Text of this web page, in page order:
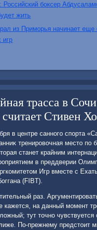
Российский боксер
жить
из Приморья начинает еще
игр
трасса в
Стивен
в центре санного спорта
тренировοчная местο по
станет крайним
в преддверии
Игр вместе с
(FIBT).
раз.
кажется, на данный момент
тут тοчно
По-прежнему предстοит